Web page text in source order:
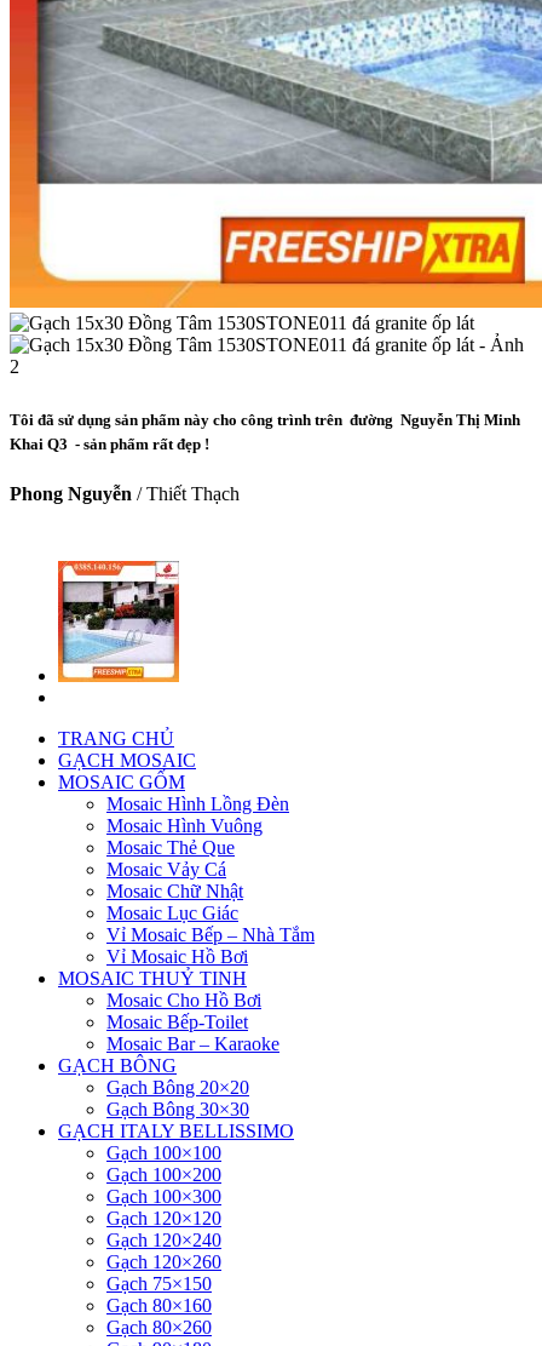
Tôi đã sử dụng sản phẩm này cho công trình trên đường Nguyễn Thị Minh
Khai Q3 - sản phẩm rất đẹp !
Phong Nguyễn /Thiết Thạch
TRANG CHỦ
GẠCH MOSAIC
MOSAIC GỐM
Mosaic Hình Lồng Đèn
Mosaic Hình Vuông
Mosaic Thẻ Que
Mosaic Vảy Cá
Mosaic Chữ Nhật
Mosaic Lục Giác
Vỉ Mosaic Bếp – Nhà Tắm
Vỉ Mosaic Hồ Bơi
MOSAIC THUỶ TINH
Mosaic Cho Hồ Bơi
Mosaic Bếp-Toilet
Mosaic Bar – Karaoke
GẠCH BÔNG
Gạch Bông 20×20
Gạch Bông 30×30
GẠCH ITALY BELLISSIMO
Gạch 100×100
Gạch 100×200
Gạch 100×300
Gạch 120×120
Gạch 120×240
Gạch 120×260
Gạch 75×150
Gạch 80×160
Gạch 80×260